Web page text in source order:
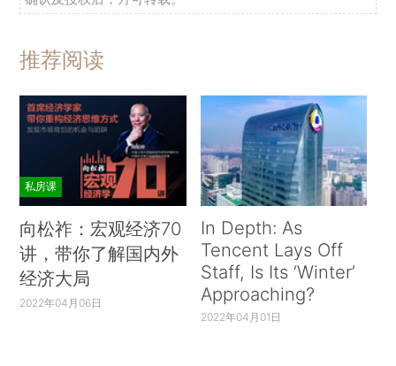
推荐阅读
私房课
向松祚：宏观经济70
讲，带你了解国内外
经济大局
2022年04月06日
In Depth: As
Tencent Lays Off
Staff, Is Its ‘Winter’
Approaching?
2022年04月01日